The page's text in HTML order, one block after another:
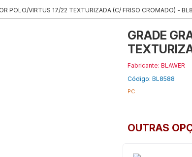
POLO/VIRTUS 17/22 TEXTURIZADA (C/ FRISO CROMADO) -
GRADE
Fabricante: BLAWER
Código: BL8588
PC
OUTRAS